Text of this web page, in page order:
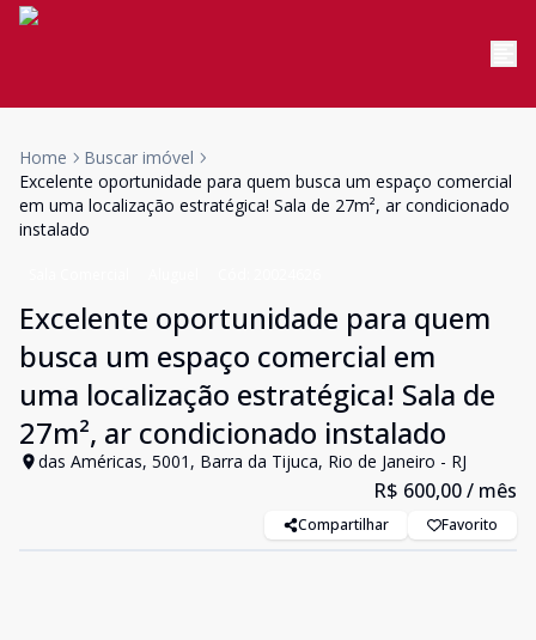
Home
Buscar imóvel
Excelente oportunidade para quem busca um espaço comercial
em uma localização estratégica! Sala de 27m², ar condicionado
instalado
Excelente oportunidade para quem
busca um espaço comercial em
uma localização estratégica! Sala de
27m², ar condicionado instalado
das Américas, 5001, Barra da Tijuca, Rio de Janeiro - RJ
R$ 600,00/ mês
Compartilhar Favorito